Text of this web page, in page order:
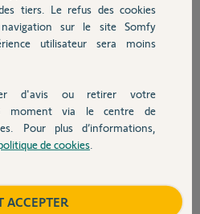
de vos cellules?
a plus de 10 ans
leur role.
tiers. Le refus des cookies
sur le site Somfy
utilisateur sera moins
d'avis ou retirer votre
moment via le centre de
Pour plus d’informations,
de cookies
ACCEPTER